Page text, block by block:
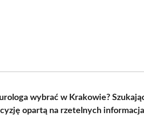
wybrać w Krakowie?
opartą na rzetelnych